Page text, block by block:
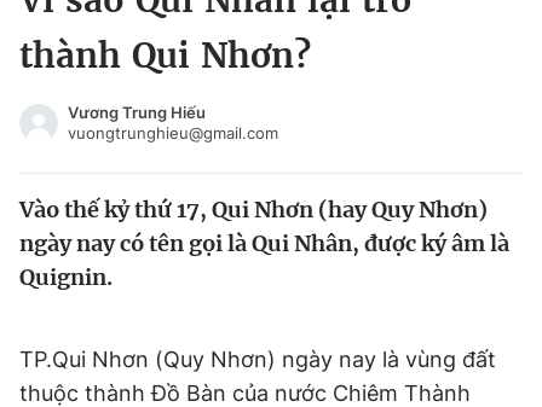
Chào ngày mới Tin 24h
Tin thị trường Tin 360
Video
Sản phẩm khác
Tin đã lưu
Tin đã xem
thành Qui Nhơn?
Vương Trung Hiếu
vuongtrunghieu@gmail.com
Vào thế kỷ thứ 17, Qui Nhơn (hay Quy Nhơn)
ngày nay có tên gọi là Qui Nhân, được ký âm là
Quignin.
TP.Qui Nhơn (Quy Nhơn) ngày nay là vùng đất
thuộc thành Đồ Bàn của nước Chiêm Thành